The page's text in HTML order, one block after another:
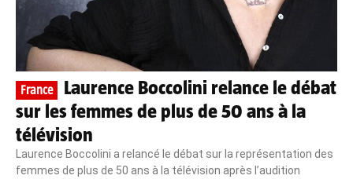
France
Laurence Boccolini relance le débat
sur les femmes de plus de 50 ans à la
télévision
Laurence Boccolini a relancé le débat sur la représentation des
femmes de plus de 50 ans à la télévision après l’audition